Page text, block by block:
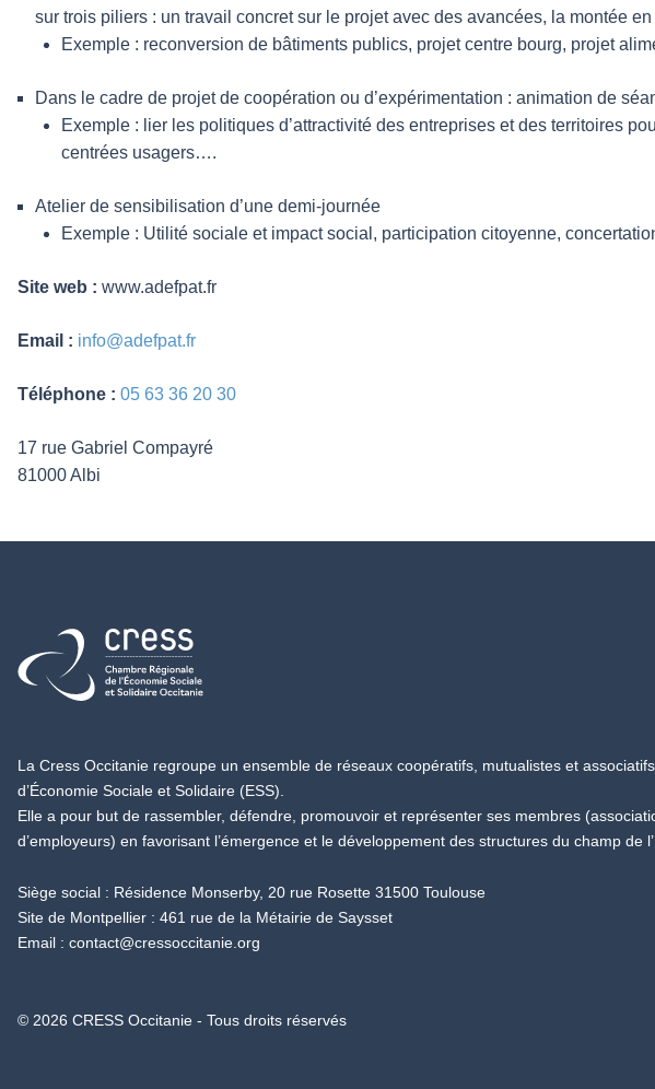
sur trois piliers : un travail concret sur le projet avec des avancées, la montée
Exemple : reconversion de bâtiments publics, projet centre bourg, projet
Dans le cadre de projet de coopération ou d’expérimentation : animation de
Exemple : lier les politiques d’attractivité des entreprises et des territoires
centrées usagers….
Atelier de sensibilisation d’une demi-journée
Exemple : Utilité sociale et impact social, participation citoyenne,
Site web : www.adefpat.fr
Email : info@adefpat.fr
Téléphone : 05 63 36 20 30
17 rue Gabriel Compayré
81000 Albi
Retour à l'accueil
La Cress Occitanie regroupe un ensemble de réseaux coopératifs, mutualistes et
d’Économie Sociale et Solidaire (ESS).
Elle a pour but de rassembler, défendre, promouvoir et représenter ses membres
d’employeurs) en favorisant l’émergence et le développement des structures du champ de
Siège social : Résidence Monserby, 20 rue Rosette 31500 Toulouse
Site de Montpellier : 461 rue de la Métairie de Saysset
Email : contact@cressoccitanie.org
© 2026 CRESS Occitanie - Tous droits réservés